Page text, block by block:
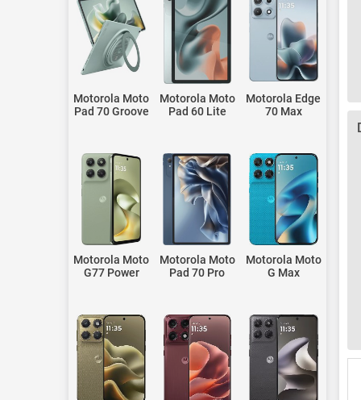
Motorola Moto
Pad 70 Groove
Motorola Moto
Pad 60 Lite
Motorola Edge
70 Max
Motorola Moto
G77 Power
Motorola Moto
Pad 70 Pro
Motorola Moto
G Max